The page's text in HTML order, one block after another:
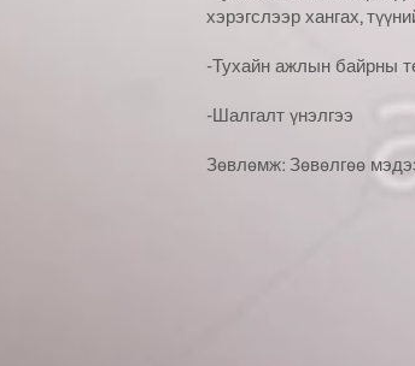
хэрэгслээр хангах,
-Тухайн ажлын байрны
-Шалгалт үнэлгээ
Зөвлөмж: Зөвөлгөө